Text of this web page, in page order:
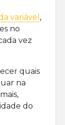
variável ,
no
vez
quais
na
do